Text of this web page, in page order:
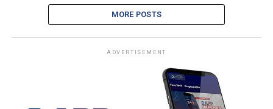
MORE POSTS
ADVERTISEMENT